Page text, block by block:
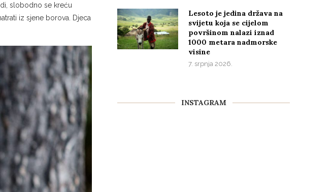
slobodno se kreću
iz sjene borova. Djeca
Lesoto je jedina država na
svijetu koja se cijelom
površinom nalazi iznad
1000 metara nadmorske
visine
7. srpnja 2026.
INSTAGRAM